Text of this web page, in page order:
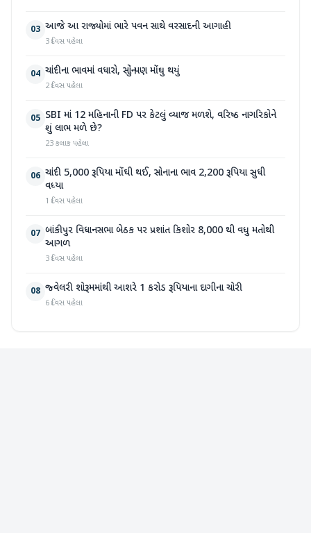
03 આજે આ રાજ્યોમાં ભારે પવન સાથે વરસાદની આગાહી
3 દિવસ પહેલા
04 ચાંદીના ભાવમાં વધારો, સોનું પણ મોંઘુ થયું
2 દિવસ પહેલા
05 SBI માં 12 મહિનાની FD પર કેટલું વ્યાજ મળશે, વરિષ્ઠ નાગરિકોને
શું લાભ મળે છે?
23 કલાક પહેલા
06 ચાંદી 5,000 રૂપિયા મોંઘી થઈ, સોનાના ભાવ 2,200 રૂપિયા સુધી
વધ્યા
1 દિવસ પહેલા
07 બાંકીપુર વિધાનસભા બેઠક પર પ્રશાંત કિશોર 8,000 થી વધુ મતોથી
આગળ
3 દિવસ પહેલા
08 જ્વેલરી શોરૂમમાંથી આશરે 1 કરોડ રૂપિયાના દાગીના ચોરી
6 દિવસ પહેલા